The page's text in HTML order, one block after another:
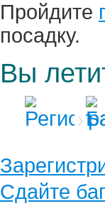
Пройдите
посадку.
Вы
Cдайте